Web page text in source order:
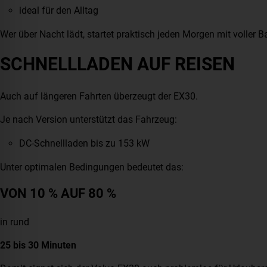
ideal für den Alltag
Wer über Nacht lädt, startet praktisch jeden Morgen mit voller
SCHNELLLADEN AUF REISEN
Auch auf längeren Fahrten überzeugt der EX30.
Je nach Version unterstützt das Fahrzeug:
DC-Schnellladen bis zu 153 kW
Unter optimalen Bedingungen bedeutet das:
VON 10 % AUF 80 %
in rund
25 bis 30 Minuten